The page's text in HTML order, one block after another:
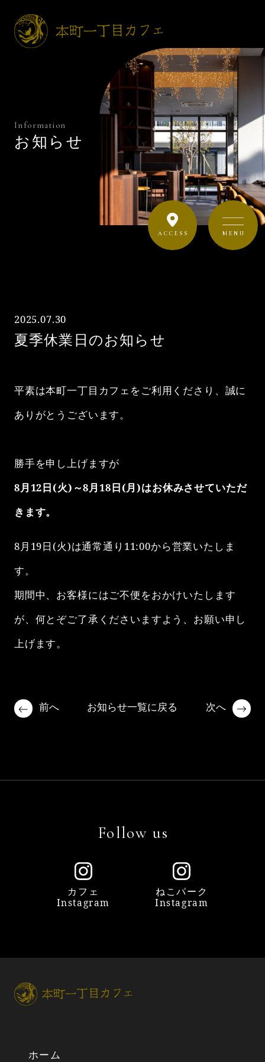
ACCESS MENU
Home
Cat Park
ねこパーク
ご利用方法
Information
お知らせ
Photo Garelly
よくあるご質問
お問い合わせ
第一種動物取扱登録
Information
お知らせ
2025.07.30
夏季休業日のお知らせ
平素は本町一丁目カフェをご利用くださり、誠に
ありがとうございます。
勝手を申し上げますが​
8月12日(火)～8月18日(月)はお休みさせていただ
きます。​
8月19日(火)は通常通り11:00から営業いたしま
す。​
期間中、お客様にはご不便をおかけいたします
が、何とぞご了承くださいますよう、お願い申し
上げます。
前へ お知らせ一覧に戻る 次へ
Follow us
カフェ
Instagram
ねこパーク
Instagram
ホーム